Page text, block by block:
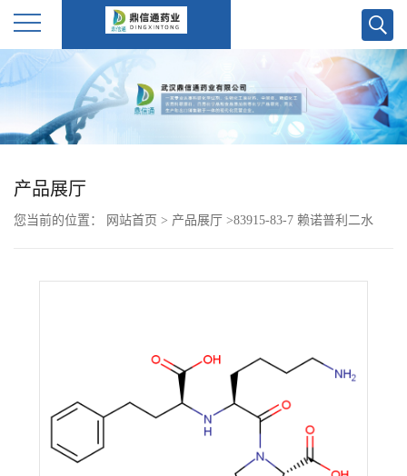
公
产品展厅
您当前的位置： 网站首页 > 产品展厅 >83915-83-7 赖诺普利二水